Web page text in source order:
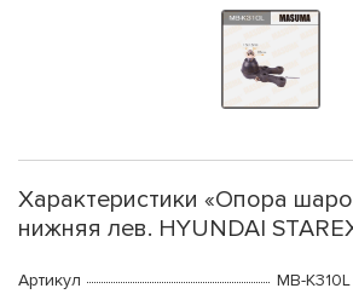
Характеристики «Опора
нижняя лев. HYUNDAI
Артикул
MB-K310L